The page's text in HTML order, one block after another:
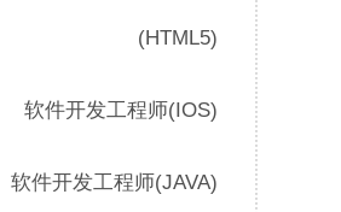
(HTML5)
软件开发工程师(IOS)
软件开发工程师(JAVA)